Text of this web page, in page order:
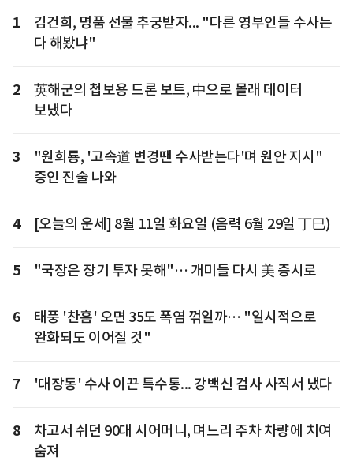
1
김건희, 명품 선물 추궁받자... "다른 영부인들 수사는
다 해봤냐"
2
英해군의 첩보용 드론 보트, 中으로 몰래 데이터
보냈다
3
"원희룡, '고속道 변경땐 수사받는다'며 원안 지시"
증인 진술 나와
4 [오늘의 운세] 8월 11일 화요일 (음력 6월 29일 丁巳)
5 "국장은 장기 투자 못해"… 개미들 다시 美 증시로
6
태풍 '찬홈' 오면 35도 폭염 꺾일까… "일시적으로
완화되도 이어질 것"
7 '대장동' 수사 이끈 특수통... 강백신 검사 사직서 냈다
8
차고서 쉬던 90대 시어머니, 며느리 주차 차량에 치여
숨져